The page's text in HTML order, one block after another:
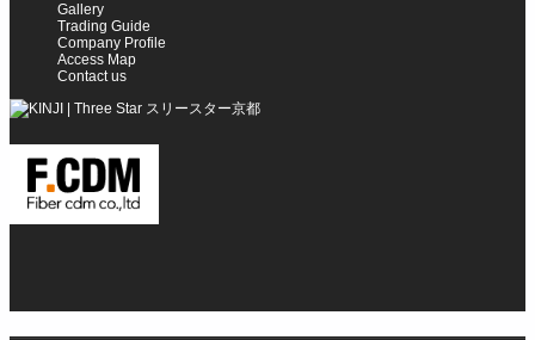
Gallery
Trading Guide
Company Profile
Access Map
Contact us